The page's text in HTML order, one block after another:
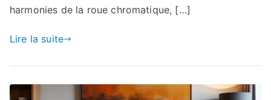
harmonies de la roue chromatique, […]
Lire la suite